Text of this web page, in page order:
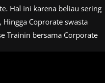
Hal ini karena beliau sering
Coprorate swasta
Trainin bersama Corporate